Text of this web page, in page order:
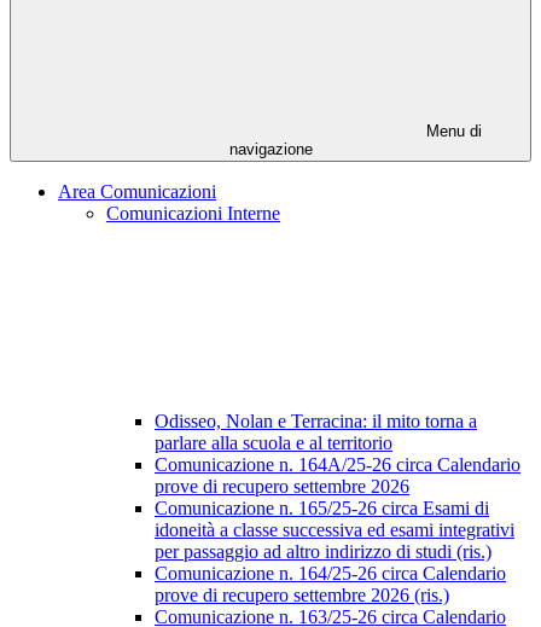
Menu di
navigazione
Area Comunicazioni
Comunicazioni Interne
Odisseo, Nolan e Terracina: il mito torna a
parlare alla scuola e al territorio
Comunicazione n. 164A/25-26 circa Calendario
prove di recupero settembre 2026
Comunicazione n. 165/25-26 circa Esami di
idoneità a classe successiva ed esami integrativi
per passaggio ad altro indirizzo di studi (ris.)
Comunicazione n. 164/25-26 circa Calendario
prove di recupero settembre 2026 (ris.)
Comunicazione n. 163/25-26 circa Calendario